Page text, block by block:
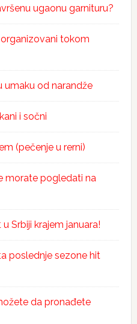
ugaonu garnituru?
tokom
umaku od narandže
i sočni
(pečenje u rerni)
morate pogledati na
Srbiji krajem januara!
poslednje sezone hit
da pronađete